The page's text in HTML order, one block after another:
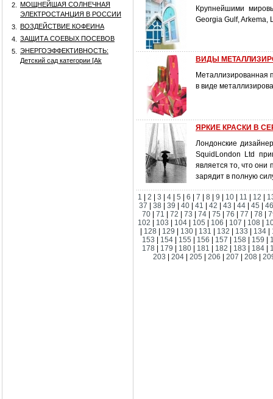
2.
МОЩНЕЙШАЯ СОЛНЕЧНАЯ
ЭЛЕКТРОСТАНЦИЯ В РОССИИ
3.
ВОЗДЕЙСТВИЕ КОФЕИНА
4.
ЗАЩИТА СОЕВЫХ ПОСЕВОВ
5.
ЭНЕРГОЭФФЕКТИВНОСТЬ:
Детский сад категории [Аk
Крупнейшими
Georgia Gulf, Arkema,
ВИДЫ
Металлизированная
в виде
ЯРКИЕ КРАСКИ В
Лондонские
SquidLondon Ltd
является то, что они
зарядит в полную
1 2 3 4 5 6 7 8 9 10 11 12
37
|38 |39 |40 |41 |42 |43 |44 |45 |
70
71 72 73 74 75 76 77 78
102
103 104 105 106 107 108
128 129 130 131 132 133 134
153
154 155 156 157 158 159
178
179 180 181 182 183 184
203
|204 |205 |206 |207 |208 |